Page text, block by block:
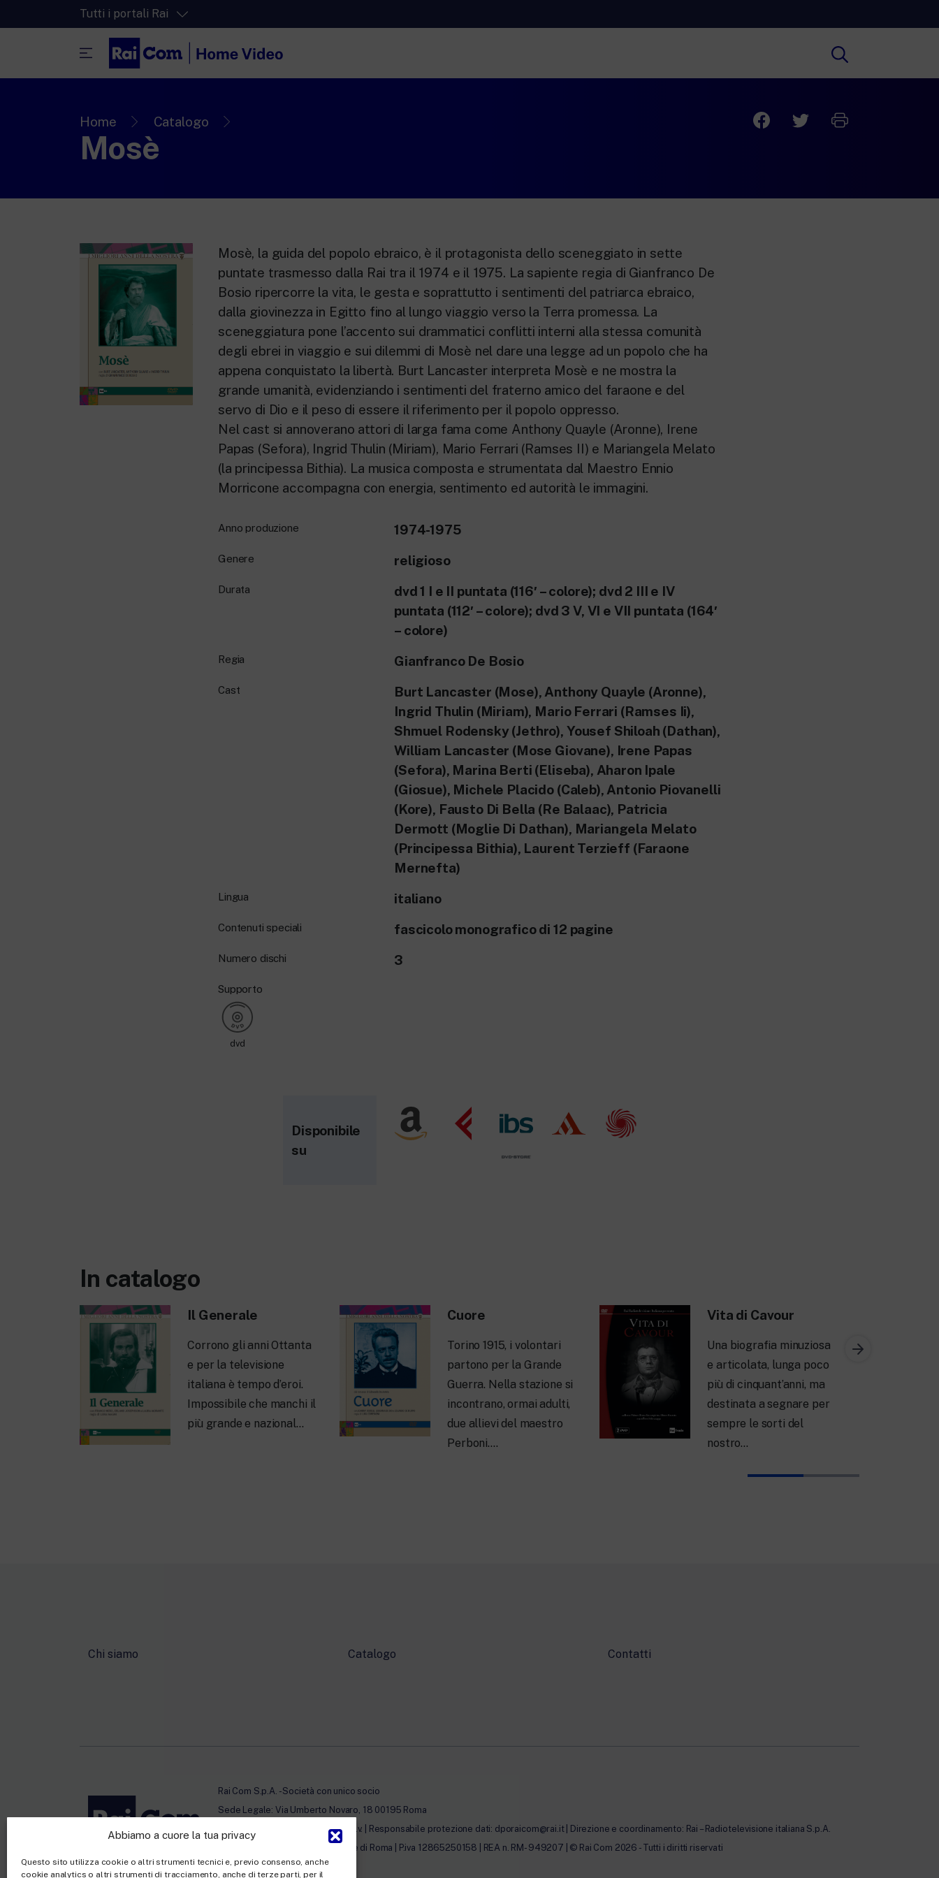
Abbiamo a cuore la tua privacy
Questo sito utilizza cookie o altri strumenti tecnici e, previo consenso, anche
cookie analytics o altri strumenti di tracciamento, anche di terze parti, per il
Tutti i portali Rai
La piattaforma di streaming video per tutti.
La piattaforma digitale dei canali Radio Rai.
RaiPlay Sound
Approfondimenti culturali su Arte,
Letteratura, Storia e molto altro.
Home Catalogo
Mosè
Mosè, la guida del popolo ebraico, è il protagonista dello sceneggiato in sette
puntate trasmesso dalla Rai tra il 1974 e il 1975. La sapiente regia di Gianfranco De
Bosio ripercorre la vita, le gesta e soprattutto i sentimenti del patriarca ebraico,
dalla giovinezza in Egitto fino al lungo viaggio verso la Terra promessa. La
sceneggiatura pone l’accento sui drammatici conflitti interni alla stessa comunità
degli ebrei in viaggio e sui dilemmi di Mosè nel dare una legge ad un popolo che ha
appena conquistato la libertà. Burt Lancaster interpreta Mosè e ne mostra la
grande umanità, evidenziando i sentimenti del fraterno amico del faraone e del
servo di Dio e il peso di essere il riferimento per il popolo oppresso.
Nel cast si annoverano attori di larga fama come Anthony Quayle (Aronne), Irene
Papas (Sefora), Ingrid Thulin (Miriam), Mario Ferrari (Ramses II) e Mariangela Melato
(la principessa Bithia). La musica composta e strumentata dal Maestro Ennio
Morricone accompagna con energia, sentimento ed autorità le immagini.
Anno produzione 1974-1975
Genere religioso
Durata
dvd 1 I e II puntata (116′ – colore); dvd 2 III e IV
puntata (112′ – colore); dvd 3 V, VI e VII puntata (164′
– colore)
Regia Gianfranco De Bosio
Cast
Burt Lancaster (Mose), Anthony Quayle (Aronne),
Ingrid Thulin (Miriam), Mario Ferrari (Ramses Ii),
Shmuel Rodensky (Jethro), Yousef Shiloah (Dathan),
William Lancaster (Mose Giovane), Irene Papas
(Sefora), Marina Berti (Eliseba), Aharon Ipale
(Giosue), Michele Placido (Caleb), Antonio Piovanelli
(Kore), Fausto Di Bella (Re Balaac), Patricia
Dermott (Moglie Di Dathan), Mariangela Melato
(Principessa Bithia), Laurent Terzieff (Faraone
Mernefta)
Lingua italiano
Contenuti speciali fascicolo monografico di 12 pagine
Numero dischi 3
Supporto
dvd
Disponibile
su
In catalogo
Il Generale
Corrono gli anni Ottanta
e per la televisione
italiana è tempo d’eroi.
Impossibile che manchi il
più grande e nazional…
Cuore
Torino 1915, i volontari
partono per la Grande
Guerra. Nella stazione si
incontrano, ormai adulti,
due allievi del maestro
Perboni….
Vita di Cavour
Una biografia minuziosa
e articolata, lunga poco
più di cinquant’anni, ma
destinata a segnare per
sempre le sorti del
nostro…
Chi siamo Catalogo Contatti
Rai Com S.p.A. - Società con unico socio
Sede Legale: Via Umberto Novaro, 18 00195 Roma
Capitale sociale €10.320.000,00 i.v. | Responsabile protezione dati: dporaicom@rai.it | Direzione e coordinamento: Rai – Radiotelevisione italiana S.p.A.
Ufficio del Registro delle Imprese di Roma | P.iva 12865250158 | REA n. RM- 949207 | © Rai Com 2026 - Tutti i diritti riservati